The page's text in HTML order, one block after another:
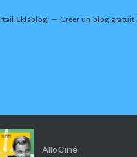
Eklablog Créer un blog gratuit
AlloCiné